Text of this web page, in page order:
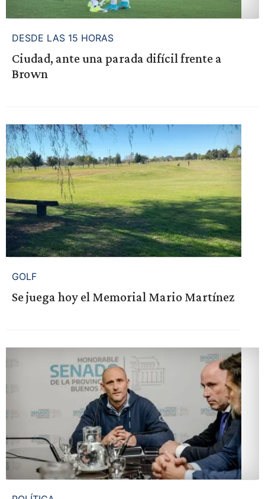
DESDE LAS 15 HORAS
Ciudad, ante una parada difícil frente a
Brown
GOLF
Se juega hoy el Memorial Mario Martínez